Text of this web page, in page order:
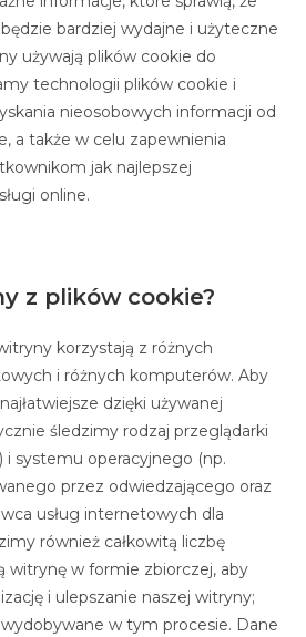
bardziej wydajne i użyteczne
używają plików cookie do
technologii plików cookie i
nieosobowych informacji od
a także w celu zapewnienia
jak najlepszej
online.
z plików cookie?
korzystają z różnych
i różnych komputerów. Aby
dzięki używanej
śledzimy rodzaj przeglądarki
i systemu operacyjnego (np.
przez odwiedzającego oraz
usług internetowych dla
również całkowitą liczbę
witrynę w formie zbiorczej, aby
i ulepszanie naszej witryny;
w tym procesie. Dane